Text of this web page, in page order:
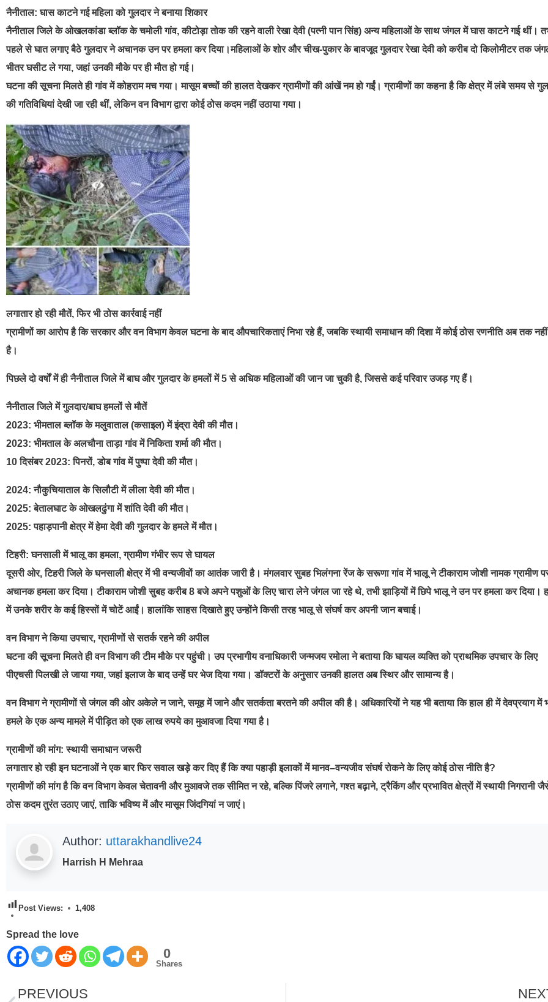
नैनीताल: घास काटने गई महिला को गुलदार ने बनाया शिकार
नैनीताल जिले के ओखलकांडा ब्लॉक के चमोली गांव, कीटोड़ा तोक की रहने वाली रेखा देवी (पत्नी पान सिंह) अन्य महिलाओं के साथ जंगल में घास काटने गई थीं।
पहले से घात लगाए बैठे गुलदार ने अचानक उन पर हमला कर दिया।महिलाओं के शोर और चीख-पुकार के बावजूद गुलदार रेखा देवी को करीब दो किलोमीटर तक
भीतर घसीट ले गया, जहां उनकी मौके पर ही मौत हो गई।
घटना की सूचना मिलते ही गांव में कोहराम मच गया। मासूम बच्चों की हालत देखकर ग्रामीणों की आंखें नम हो गईं। ग्रामीणों का कहना है कि क्षेत्र में लंबे समय से
की गतिविधियां देखी जा रही थीं, लेकिन वन विभाग द्वारा कोई ठोस कदम नहीं उठाया गया।
लगातार हो रही मौतें, फिर भी ठोस कार्रवाई नहीं
ग्रामीणों का आरोप है कि सरकार और वन विभाग केवल घटना के बाद औपचारिकताएं निभा रहे हैं, जबकि स्थायी समाधान की दिशा में कोई ठोस रणनीति अब तक नहीं
है।
पिछले दो वर्षों में ही नैनीताल जिले में बाघ और गुलदार के हमलों में 5 से अधिक महिलाओं की जान जा चुकी है, जिससे कई परिवार उजड़ गए हैं।
नैनीताल जिले में गुलदार/बाघ हमलों से मौतें
2023: भीमताल ब्लॉक के मलुवाताल (कसाइल) में इंद्रा देवी की मौत।
2023: भीमताल के अलचौना ताड़ा गांव में निकिता शर्मा की मौत।
10 दिसंबर 2023: पिनरों, डोब गांव में पुष्पा देवी की मौत।
2024: नौकुचियाताल के सिलौटी में लीला देवी की मौत।
2025: बेतालघाट के ओखलढुंगा में शांति देवी की मौत।
2025: पहाड़पानी क्षेत्र में हेमा देवी की गुलदार के हमले में मौत।
टिहरी: घनसाली में भालू का हमला, ग्रामीण गंभीर रूप से घायल
दूसरी ओर, टिहरी जिले के घनसाली क्षेत्र में भी वन्यजीवों का आतंक जारी है। मंगलवार सुबह भिलंगना रेंज के सरूणा गांव में भालू ने टीकाराम जोशी नामक ग्रामीण
अचानक हमला कर दिया। टीकाराम जोशी सुबह करीब 8 बजे अपने पशुओं के लिए चारा लेने जंगल जा रहे थे, तभी झाड़ियों में छिपे भालू ने उन पर हमला कर दिया।
में उनके शरीर के कई हिस्सों में चोटें आईं। हालांकि साहस दिखाते हुए उन्होंने किसी तरह भालू से संघर्ष कर अपनी जान बचाई।
वन विभाग ने किया उपचार, ग्रामीणों से सतर्क रहने की अपील
घटना की सूचना मिलते ही वन विभाग की टीम मौके पर पहुंची। उप प्रभागीय वनाधिकारी जन्मजय रमोला ने बताया कि घायल व्यक्ति को प्राथमिक उपचार के लिए
पीएचसी पिलखी ले जाया गया, जहां इलाज के बाद उन्हें घर भेज दिया गया। डॉक्टरों के अनुसार उनकी हालत अब स्थिर और सामान्य है।
वन विभाग ने ग्रामीणों से जंगल की ओर अकेले न जाने, समूह में जाने और सतर्कता बरतने की अपील की है। अधिकारियों ने यह भी बताया कि हाल ही में देवप्रयाग में
हमले के एक अन्य मामले में पीड़ित को एक लाख रुपये का मुआवजा दिया गया है।
ग्रामीणों की मांग: स्थायी समाधान जरूरी
लगातार हो रही इन घटनाओं ने एक बार फिर सवाल खड़े कर दिए हैं कि क्या पहाड़ी इलाकों में मानव–वन्यजीव संघर्ष रोकने के लिए कोई ठोस नीति है?
ग्रामीणों की मांग है कि वन विभाग केवल चेतावनी और मुआवजे तक सीमित न रहे, बल्कि पिंजरे लगाने, गश्त बढ़ाने, ट्रैकिंग और प्रभावित क्षेत्रों में स्थायी निगरानी
ठोस कदम तुरंत उठाए जाएं, ताकि भविष्य में और मासूम जिंदगियां न जाएं।
Author: uttarakhandlive24
Harrish H Mehraa
Post Views: 1,408
Spread the love
0
Shares
PREVIOUS